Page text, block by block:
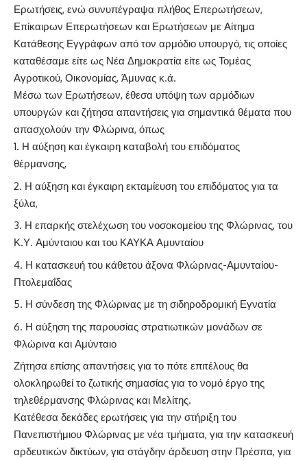
Ερωτήσεις, ενώ συνυπέγραψα πλήθος Επερωτήσεων,
Επίκαιρων Επερωτήσεων και Ερωτήσεων με Αίτημα
Κατάθεσης Εγγράφων από τον αρμόδιο υπουργό, τις οποίες
καταθέσαμε είτε ως Νέα Δημοκρατία είτε ως Τομέας
Αγροτικού, Οικονομίας, Άμυνας κ.ά.
Μέσω των Ερωτήσεων, έθεσα υπόψη των αρμόδιων
υπουργών και ζήτησα απαντήσεις για σημαντικά θέματα που
απασχολούν την Φλώρινα, όπως
Η αύξηση και έγκαιρη καταβολή του επιδόματος
θέρμανσης,
Η αύξηση και έγκαιρη εκταμίευση του επιδόματος για τα
ξύλα,
Η επαρκής στελέχωση του νοσοκομείου της Φλώρινας, του
Κ.Υ. Αμύνταιου και του ΚΑΥΚΑ Αμυνταίου
Η κατασκευή του κάθετου άξονα Φλώρινας-Αμυνταίου-
Πτολεμαΐδας
Η σύνδεση της Φλώρινας με τη σιδηροδρομική Εγνατία
Η αύξηση της παρουσίας στρατιωτικών μονάδων σε
Φλώρινα και Αμύνταιο
Ζήτησα επίσης απαντήσεις για το πότε επιτέλους θα
ολοκληρωθεί το ζωτικής σημασίας για το νομό έργο της
τηλεθέρμανσης Φλώρινας και Μελίτης.
Κατέθεσα δεκάδες ερωτήσεις για την στήριξη του
Πανεπιστήμιου Φλώρινας με νέα τμήματα, για την κατασκευή
αρδευτικών δικτύων, για στάγδην άρδευση στην Πρέσπα, για